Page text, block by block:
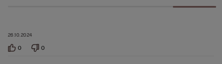
26.10.2024
0 0